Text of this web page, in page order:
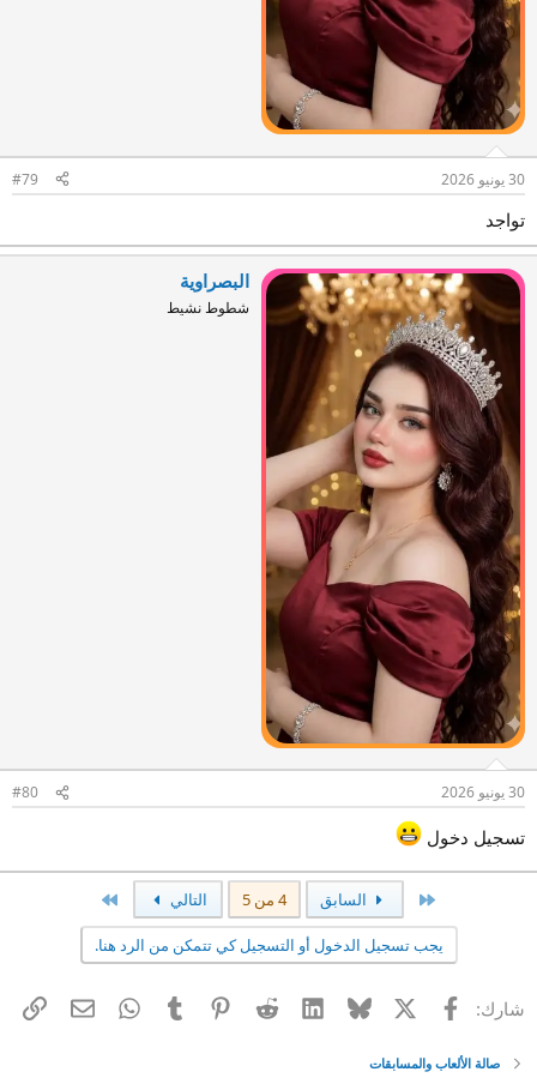
30 يونيو 2026 #79
تواجد
البصراوية
شطوط نشيط
30 يونيو 2026 #80
تسجيل دخول
السابق 4 من 5 التالي
يجب تسجيل الدخول أو التسجيل كي تتمكن من الرد هنا.
شارك: فيسبوك Bluesky
LinkedIn
Reddit
Pinterest
Tumblr
WhatsApp
البريد
صالة الألعاب والمسابقات